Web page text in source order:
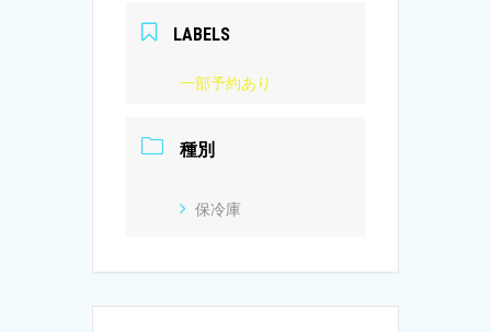
LABELS
一部予約あり
種別
保冷庫